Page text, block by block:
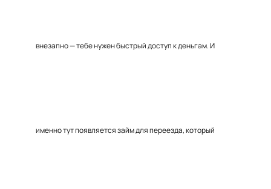
внезапно — тебе нужен быстрый доступ к деньгам. И
именно тут появляется займ для переезда, который